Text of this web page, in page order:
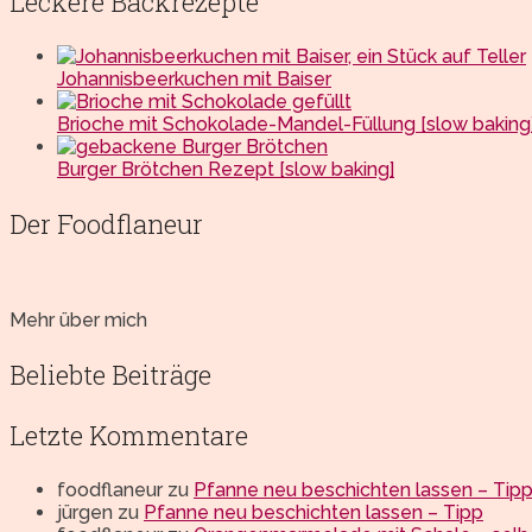
Johannisbeerkuchen mit Baiser
Brioche mit Schokolade-Mandel-Füllung [slow
Burger Brötchen Rezept [slow baking]
Der Foodflaneur
Mehr über mich
Beliebte Beiträge
Letzte Kommentare
foodflaneur zu Pfanne neu beschichten lassen – Tipp
jürgen zu Pfanne neu beschichten lassen – Tipp